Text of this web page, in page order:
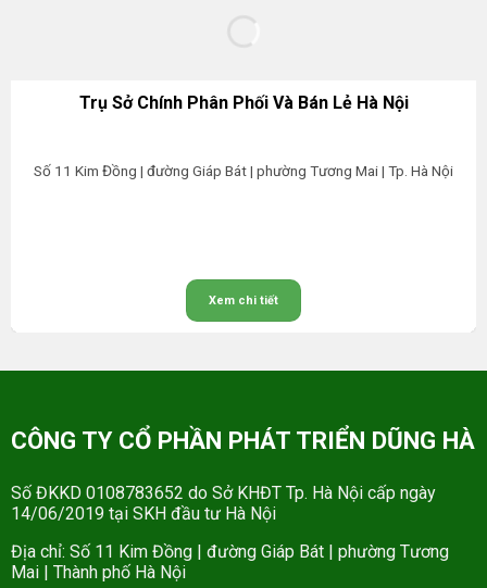
Trụ Sở Chính Phân Phối Và Bán Lẻ Hà Nội
Số 11 Kim Đồng | đường Giáp Bát | phường Tương Mai | Tp. Hà Nội
Xem chi tiết
CÔNG TY CỔ PHẦN PHÁT TRIỂN DŨNG HÀ
Số ĐKKD 0108783652 do Sở KHĐT Tp. Hà Nội cấp ngày
14/06/2019 tại SKH đầu tư Hà Nội
Địa chỉ: Số 11 Kim Đồng | đường Giáp Bát | phường Tương
Mai | Thành phố Hà Nội